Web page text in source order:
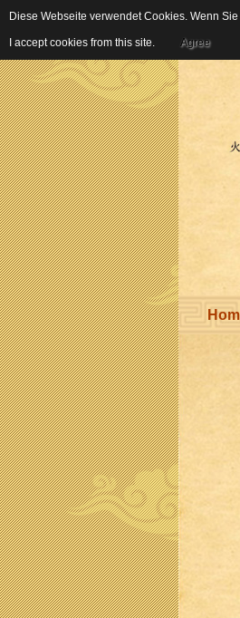
Diese Webseite verwendet Cookies. Wenn
I accept cookies from this site. Agree